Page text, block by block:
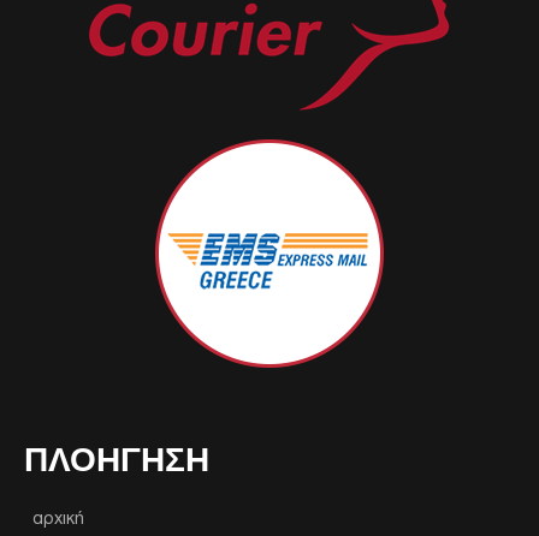
ΠΛΟΉΓΗΣΗ
αρχική